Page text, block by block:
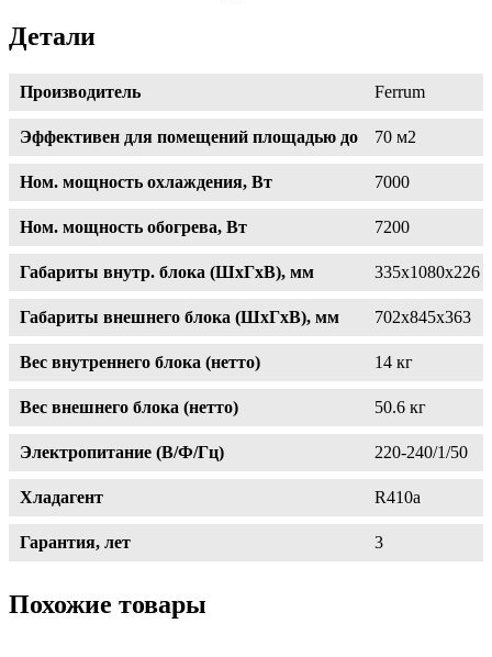
Детали
Производитель Ferrum
Эффективен для помещений площадью до 70 м2
Ном. мощность охлаждения, Вт 7000
Ном. мощность обогрева, Вт 7200
Габариты внутр. блока (ШxГxВ), мм 335х1080x226
Габариты внешнего блока (ШxГxВ), мм 702х845х363
Вес внутреннего блока (нетто) 14 кг
Вес внешнего блока (нетто) 50.6 кг
Электропитание (В/Ф/Гц) 220-240/1/50
Хладагент R410a
Гарантия, лет 3
Похожие товары